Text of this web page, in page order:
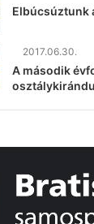
Elbúcsúztunk
2017.06.30.
A második